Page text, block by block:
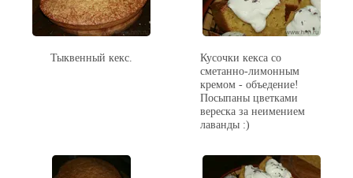
Тыквенный кекс.
Кусочки кекса со
сметанно-лимонным
кремом - объедение!
Посыпаны цветками
вереска за неимением
лаванды :)